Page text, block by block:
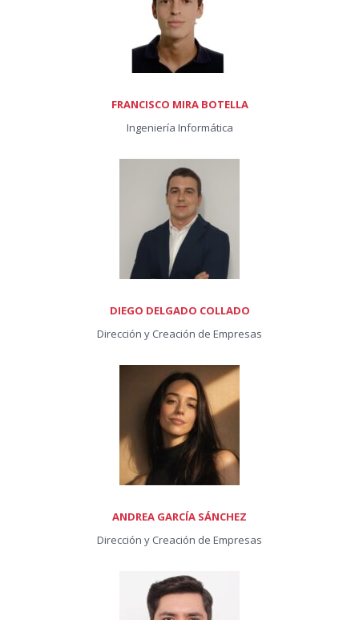
FRANCISCO MIRA BOTELLA
Ingeniería Informática
DIEGO DELGADO COLLADO
Dirección y Creación de Empresas
ANDREA GARCÍA SÁNCHEZ
Dirección y Creación de Empresas